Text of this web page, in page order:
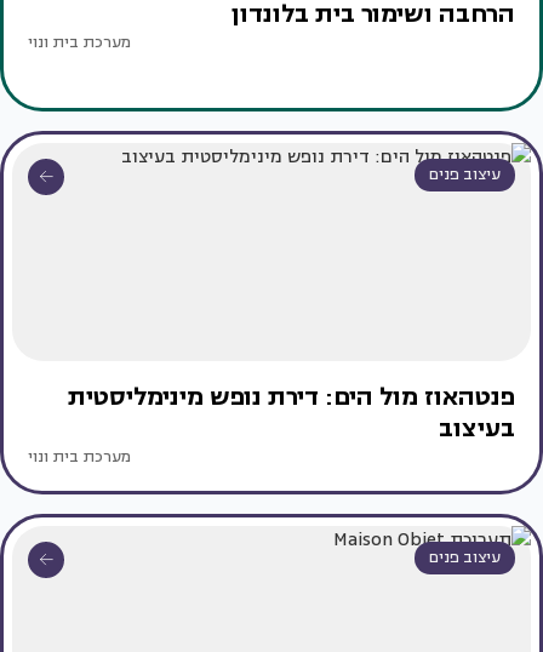
הרחבה ושימור בית בלונדון
מערכת בית ונוי
עיצוב פנים
פנטהאוז מול הים: דירת נופש מינימליסטית
בעיצוב
מערכת בית ונוי
עיצוב פנים